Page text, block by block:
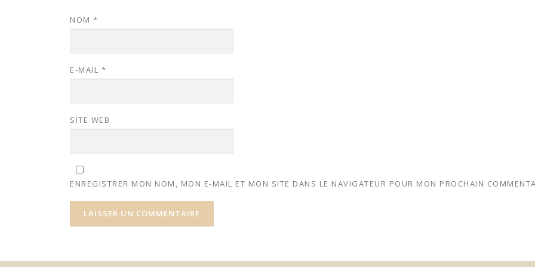
NOM *
E-MAIL *
SITE WEB
ENREGISTRER MON NOM, MON E-MAIL ET MON SITE DANS LE NAVIGATEUR POUR MON PROCHAIN